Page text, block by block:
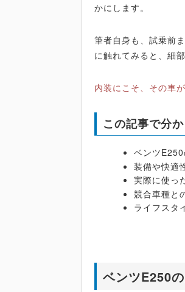
かにします。
筆者自身も、試乗前
に触れてみると、細
内装にこそ、その車
この記事で分
ベンツ
装備や快適
実際に使っ
競合車種と
ライフスタ
ベンツE250